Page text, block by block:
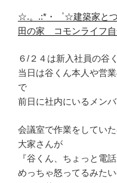
☆.。.:*・゜☆建築家と
田の家 コモンライフ
６/２４は新入社員の谷
当日は谷くん本人や営
で
前日に社内にいるメン
会議室で作業をしていた
大家さんが
『谷くん、ちょっと電
めっちゃ怒ってるみたい